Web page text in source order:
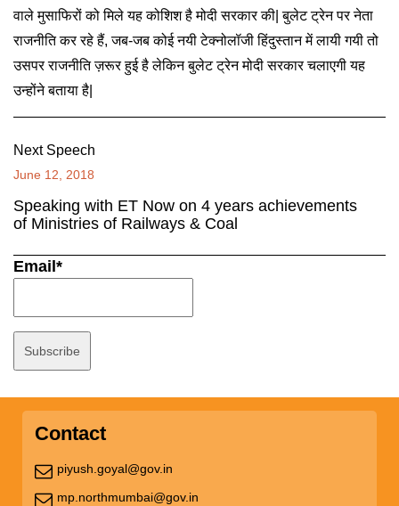
वाले मुसाफिरों को मिले यह कोशिश है मोदी सरकार की| बुलेट ट्रेन पर नेता
राजनीति कर रहे हैं, जब-जब कोई नयी टेक्नोलॉजी हिंदुस्तान में लायी गयी तो
उसपर राजनीति ज़रूर हुई है लेकिन बुलेट ट्रेन मोदी सरकार चलाएगी यह
उन्होंने बताया है|
Next Speech
June 12, 2018
Speaking with ET Now on 4 years achievements
of Ministries of Railways & Coal
Email*
Contact
piyush.goyal@gov.in
mp.northmumbai@gov.in